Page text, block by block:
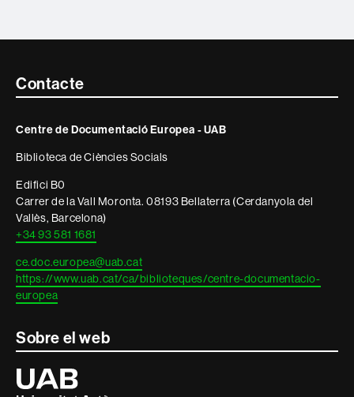
Contacte
informació
legal
Contacte
Centre de Documentació Europea - UAB
Biblioteca de Ciències Socials
Edifici B0
Carrer de la Vall Moronta. 08193 Bellaterra (Cerdanyola del
Vallès, Barcelona)
+34 93 581 1681
ce.doc.europea@uab.cat
https://www.uab.cat/ca/biblioteques/centre-documentacio-
europea
Sobre el web
Universitat
Autònoma